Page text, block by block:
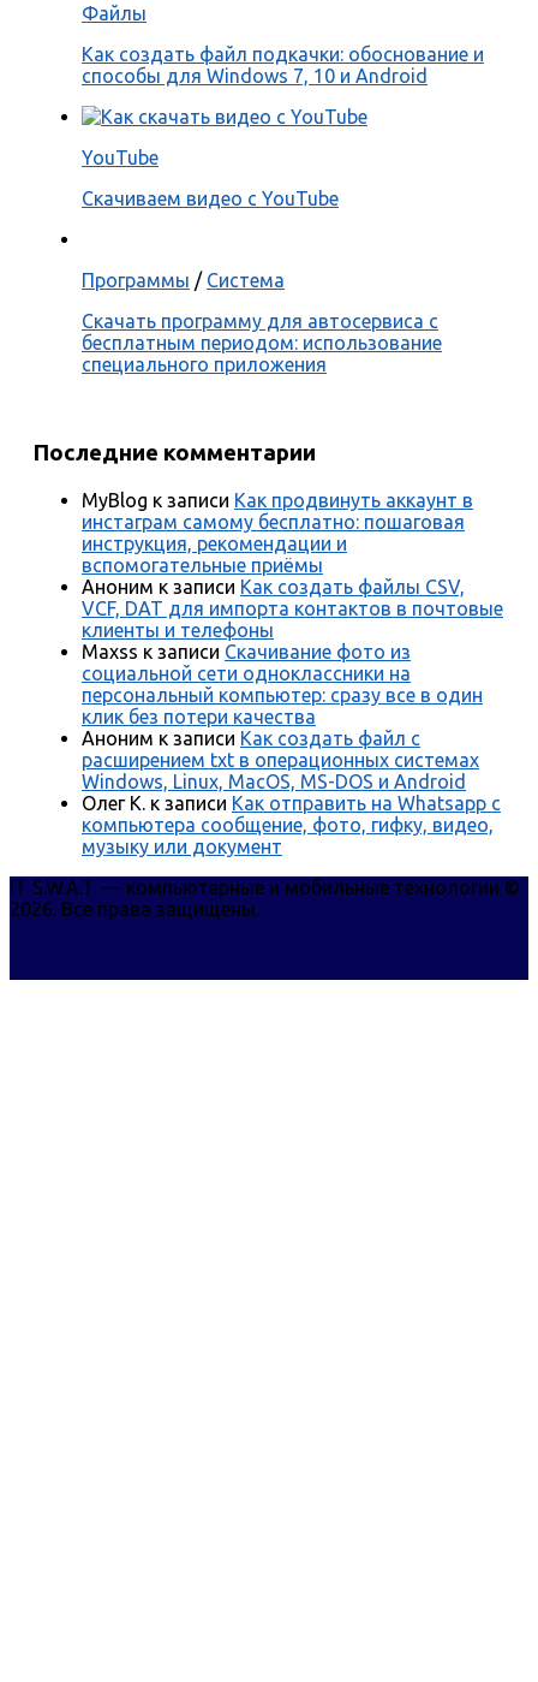
Файлы
Как создать файл подкачки: обоснование и
способы для Windows 7, 10 и Android
YouTube
Скачиваем видео с YouTube
Программы / Система
Скачать программу для автосервиса с
бесплатным периодом: использование
специального приложения
Последние комментарии
MyBlog к записи Как продвинуть аккаунт в
инстаграм самому бесплатно: пошаговая
инструкция, рекомендации и
вспомогательные приёмы
Аноним к записи Как создать файлы CSV,
VCF, DAT для импорта контактов в почтовые
клиенты и телефоны
Maxss к записи Скачивание фото из
социальной сети одноклассники на
персональный компьютер: сразу все в один
клик без потери качества
Аноним к записи Как создать файл с
расширением txt в операционных системах
Windows, Linux, MacOS, MS-DOS и Android
Олег К. к записи Как отправить на Whatsapp с
компьютера сообщение, фото, гифку, видео,
музыку или документ
IT S.W.A.T. — компьютерные и мобильные технологии ©
2026. Все права защищены.